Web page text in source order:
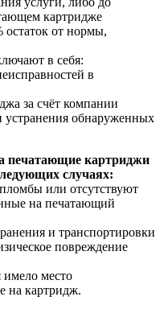
картридже
остаток от нормы,
в себя:
в
за счёт компании
устранения обнаруженных
печатающие картриджи
случаях:
или отсутствуют
на печатающий
и транспортировки
повреждение
имело место
на картридж.